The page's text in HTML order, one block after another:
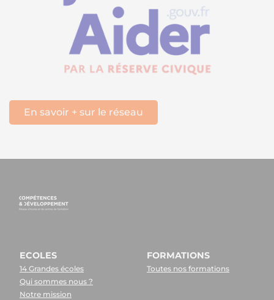
En savoir + sur le réseau
ECOLES
14 Grandes écoles
Qui sommes nous ?
Notre mission
FORMATIONS
Toutes nos formations